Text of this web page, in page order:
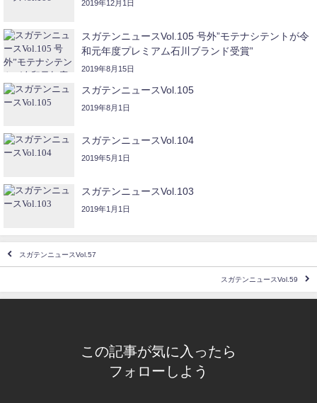
2019年12月1日
スガテンニュースVol.105 号外”モテナシテントが令
和元年度プレミアム石川ブランド受賞”
2019年8月15日
スガテンニュースVol.105
2019年8月1日
スガテンニュースVol.104
2019年5月1日
スガテンニュースVol.103
2019年1月1日
スガテンニュースVol.57
スガテンニュースVol.59
この記事が気に入ったら
フォローしよう